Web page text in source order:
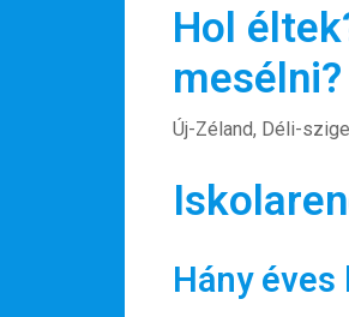
Hol
mesélni?
Új-Zéland, Déli-
Hány